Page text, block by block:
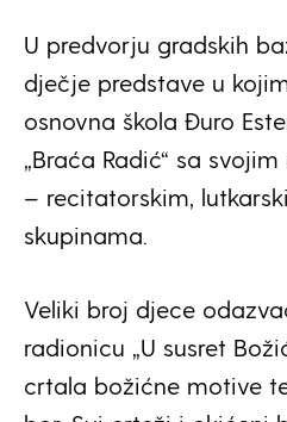
U predvorju gradskih
dječje predstave u
osnovna škola Đuro
„Braća Radić“ sa
– recitatorskim,
skupinama.
Veliki broj djece
radionicu „U susret
crtala božićne motive